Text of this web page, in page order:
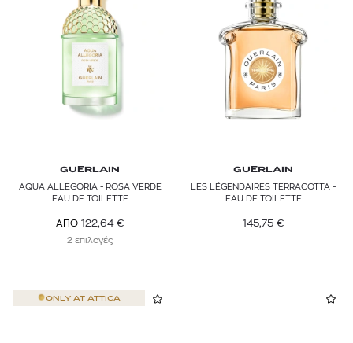
GUERLAIN
AQUA ALLEGORIA - ROSA VERDE
EAU DE TOILETTE
ΑΠΟ 122,64 €
2 επιλογές
GUERLAIN
LES LÉGENDAIRES TERRACOTTA -
EAU DE TOILETTE
145,75 €
ONLY AT ATTICA